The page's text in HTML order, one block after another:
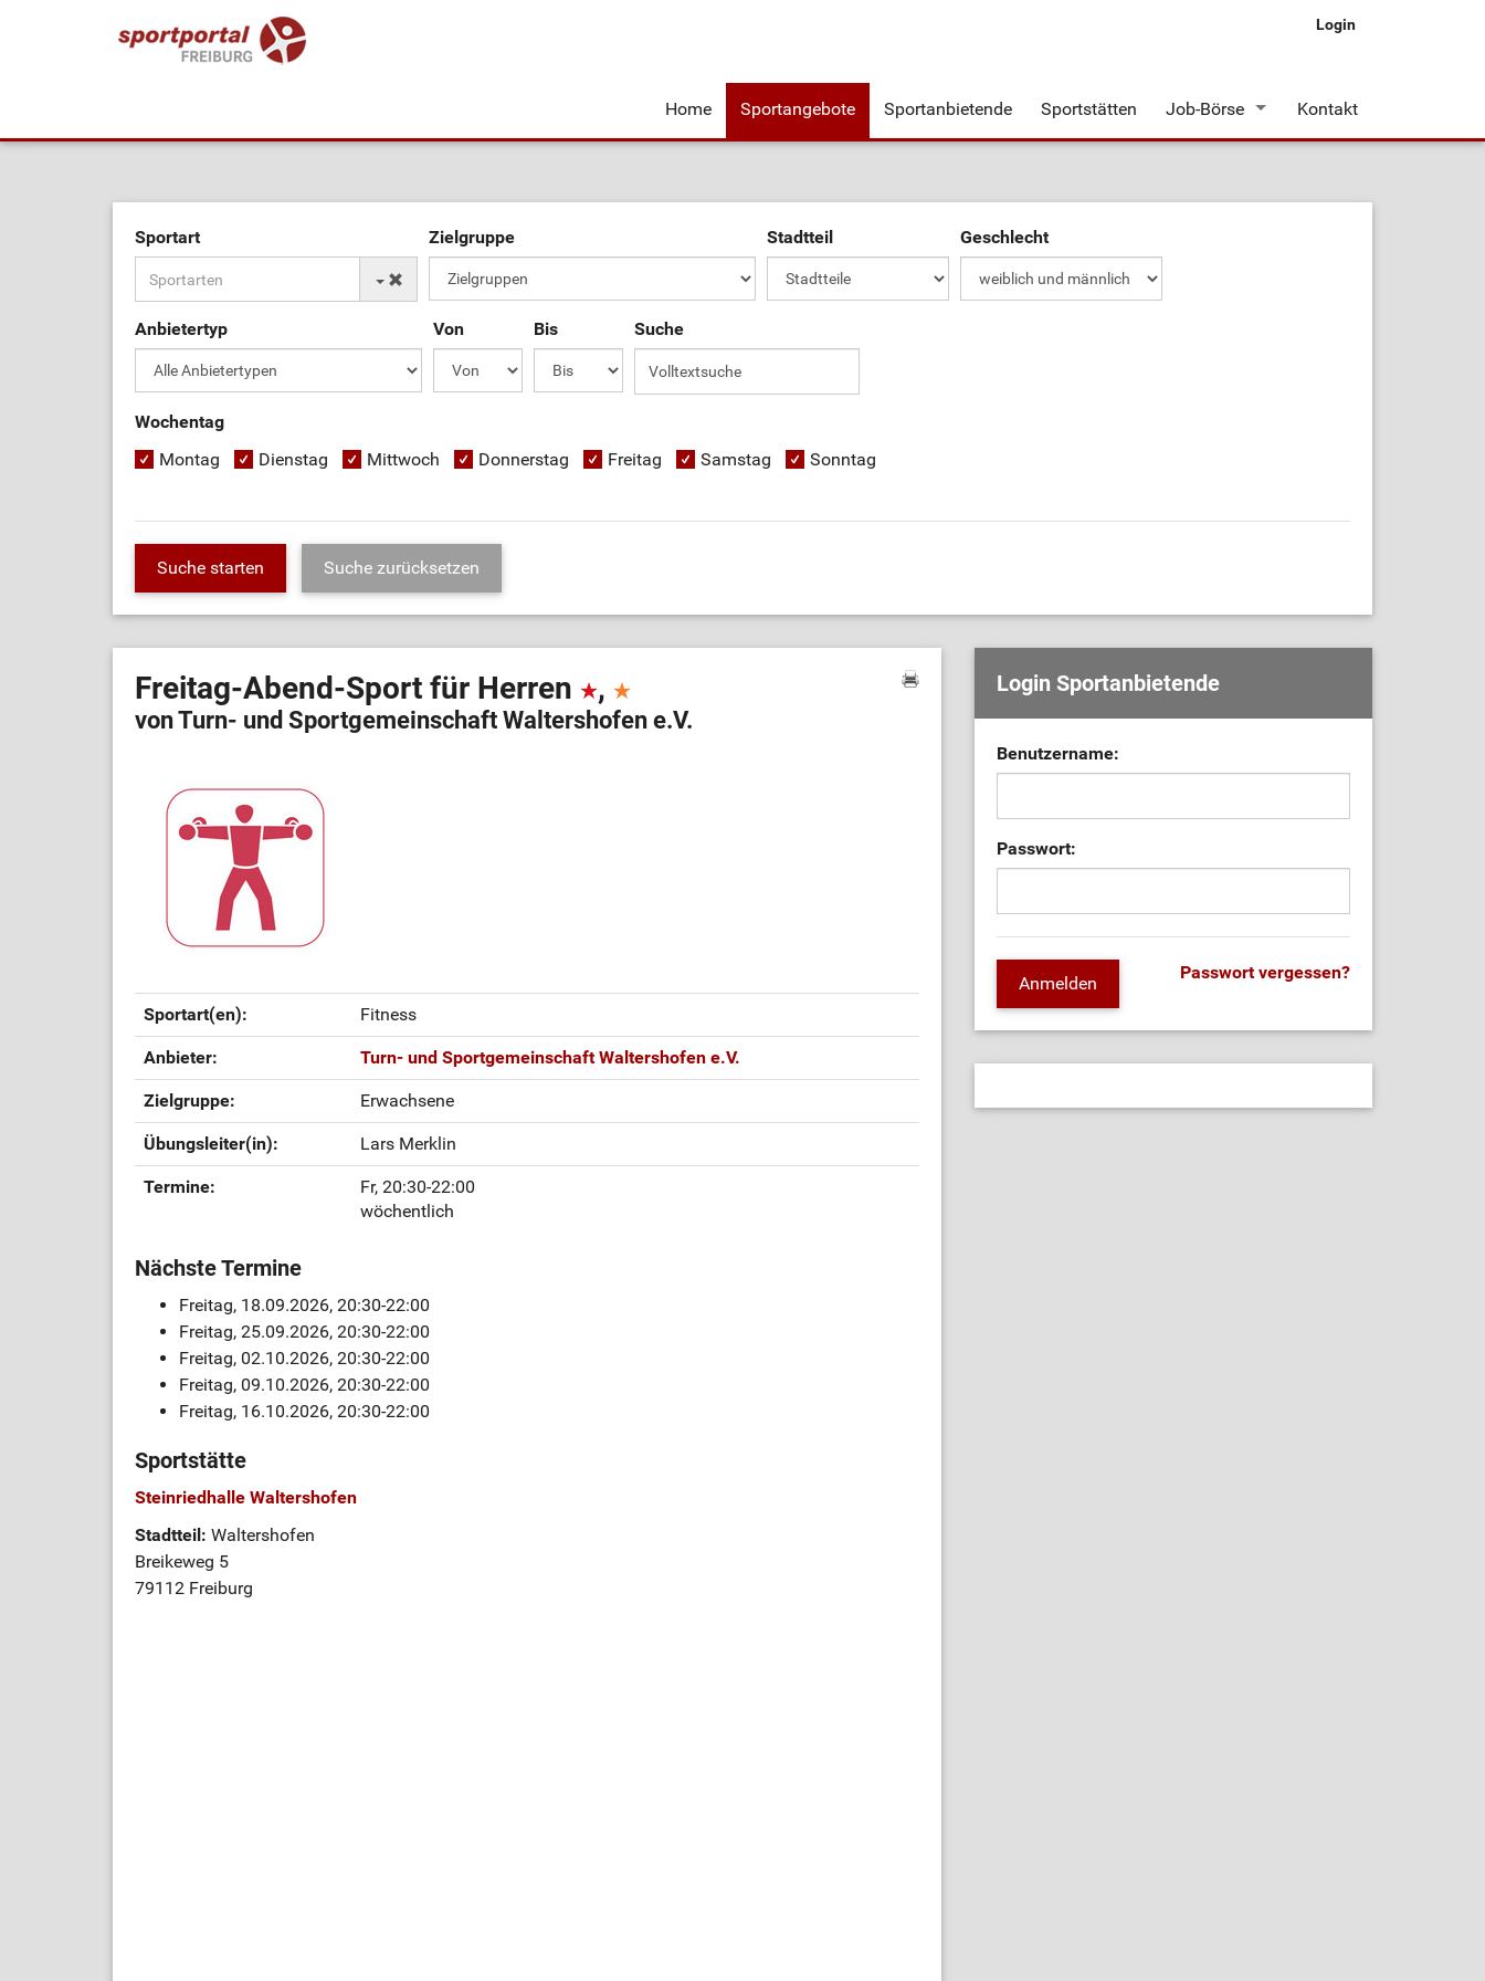
Login
Home Sportangebote Sportanbietende Sportstätten Job-Börse Kontakt
Sportart Zielgruppe Stadtteil Geschlecht
Anbietertyp Von Bis Suche
Wochentag
Montag
Dienstag Mittwoch Donnerstag Freitag Samstag Sonntag
Freitag-Abend-Sport für Herren ,
von Turn- und Sportgemeinschaft Waltershofen e.V.
Sportart(en): Fitness
Anbieter: Turn- und Sportgemeinschaft Waltershofen e.V.
Zielgruppe: Erwachsene
Übungsleiter(in): Lars Merklin
Termine:
Fr, 20:30-22:00
wöchentlich
Nächste Termine
Freitag, 18.09.2026, 20:30-22:00
Freitag, 25.09.2026, 20:30-22:00
Freitag, 02.10.2026, 20:30-22:00
Freitag, 09.10.2026, 20:30-22:00
Freitag, 16.10.2026, 20:30-22:00
Sportstätte
Steinriedhalle Waltershofen
Stadtteil: Waltershofen
Breikeweg 5
79112 Freiburg
Login Sportanbietende
Benutzername:
Passwort:
Passwort vergessen?